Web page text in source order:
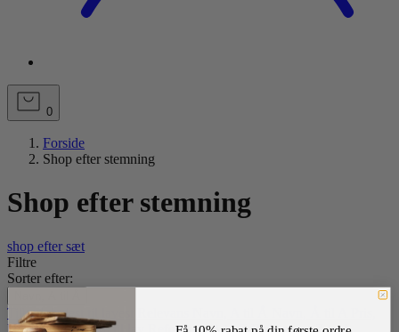
0
Forside
Shop efter stemning
Shop efter stemning
shop efter sæt
Filtre
Sorter efter:
Tilbud, højest til lavest
lav til højPris, høj til lav Reference, A to Z Reference, Z to A